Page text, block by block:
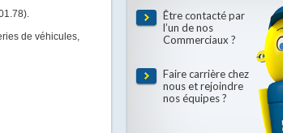
de véhicules,
Être contacté par
l’un de nos
Commerciaux ?
Faire carrière chez
nous et rejoindre
nos équipes ?